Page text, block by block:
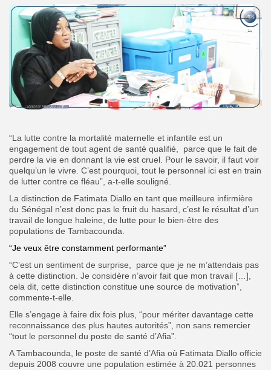
“La lutte contre la mortalité maternelle et infantile est un
engagement de tout agent de santé qualifié, parce que le fait de
perdre la vie en donnant la vie est cruel. Pour le savoir, il faut voir
quelqu’un le vivre. C’est pourquoi, tout le personnel ici est en train
de lutter contre ce fléau”, a-t-elle souligné.
La distinction de Fatimata Diallo en tant que meilleure infirmière
du Sénégal n’est donc pas le fruit du hasard, c’est le résultat d’un
travail de longue haleine, de lutte pour le bien-être des
populations de Tambacounda.
“Je veux être constamment performante”
“C’est un sentiment de surprise, parce que je ne m’attendais pas
à cette distinction. Je considère n’avoir fait que mon travail […],
cela dit, cette distinction constitue une source de motivation”,
commente-t-elle.
Elle s’engage à faire dix fois plus, “pour mériter davantage cette
reconnaissance des plus hautes autorités”, non sans remercier
“tout le personnel du poste de santé d’Afia”.
A Tambacounda, le poste de santé d’Afia où Fatimata Diallo officie
depuis 2008 couvre une population estimée à 20.021 personnes